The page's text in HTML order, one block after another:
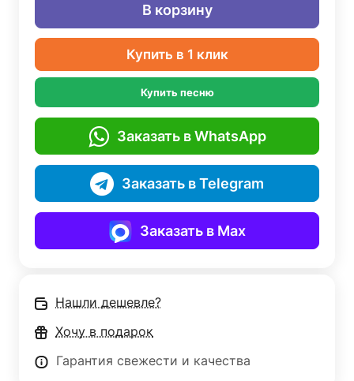
В корзину
Купить в 1 клик
Купить песню
Заказать в WhatsApp
Заказать в Telegram
Заказать в Max
Нашли дешевле?
Хочу в подарок
Гарантия свежести и качества